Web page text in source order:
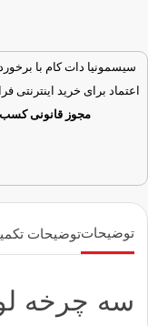
اعتماد برای خرید اینترنتی
مجوز قانونی کسب
توضیحاتتوضیحات
سه چرخه